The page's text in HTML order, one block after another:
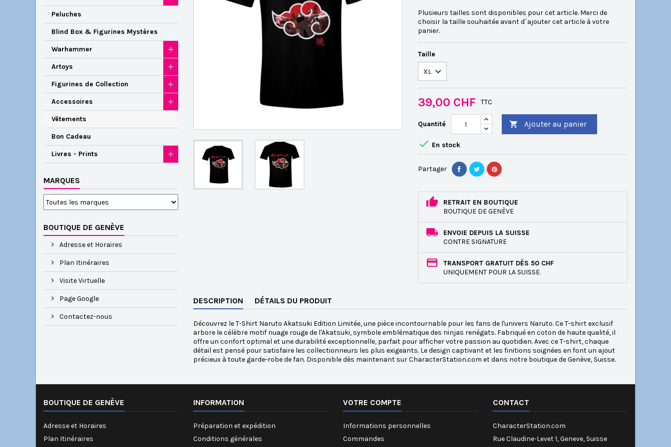
Peluches
Blind Box & Figurines Mystères
Warhammer
Artoys
Figurines de Collection
Accessoires
Vêtements
Bon Cadeau
Livres - Prints
MARQUES
BOUTIQUE DE GENÈVE
Adresse et Horaires
Plan Itinéraires
Visite Virtuelle
Page Google
Contactez-nous
Plusieurs tailles sont disponibles pour cet article. Merci de
choisir la taille souhaitée avant d´ajouter cet article à votre
panier.
Taille
39,00 CHF TTC
Quantité  Ajouter au panier
 En stock
Partager
RETRAIT EN BOUTIQUE
BOUTIQUE DE GENÈVE
ENVOIE DEPUIS LA SUISSE
CONTRE SIGNATURE
TRANSPORT GRATUIT DÈS 50 CHF
UNIQUEMENT POUR LA SUISSE.
DESCRIPTION DÉTAILS DU PRODUIT
Découvrez le T-Shirt Naruto Akatsuki Edition Limitée, une pièce incontournable pour les fans de l'univers Naruto. Ce T-shirt exclusif
arbore le célèbre motif nuage rouge de l'Akatsuki, symbole emblématique des ninjas renégats. Fabriqué en coton de haute qualité, il
offre un confort optimal et une durabilité exceptionnelle, parfait pour afficher votre passion au quotidien. Avec ce T-shirt, chaque
détail est pensé pour satisfaire les collectionneurs les plus exigeants. Le design captivant et les finitions soignées en font un ajout
précieux à toute garde-robe de fan. Disponible dès maintenant sur CharacterStation.com et dans notre boutique de Genève, Suisse.
BOUTIQUE DE GENÈVE
Adresse et Horaires
Plan Itinéraires
INFORMATION
Préparation et expédition
Conditions générales
VOTRE COMPTE
Informations personnelles
Commandes
CONTACT
CharacterStation.com
Rue Claudine-Levet 1, Geneve, Suisse